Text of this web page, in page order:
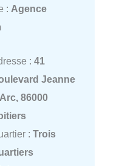
: Agence
: 41
Jeanne
86000
: Trois